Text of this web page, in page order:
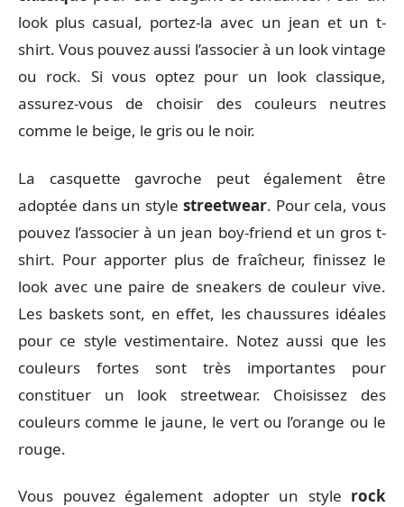
look plus casual, portez-la avec un jean et un t-
shirt. Vous pouvez aussi l’associer à un look vintage
ou rock. Si vous optez pour un look classique,
assurez-vous de choisir des couleurs neutres
comme le beige, le gris ou le noir.
La casquette gavroche peut également être
adoptée dans un style streetwear. Pour cela, vous
pouvez l’associer à un jean boy-friend et un gros t-
shirt. Pour apporter plus de fraîcheur, finissez le
look avec une paire de sneakers de couleur vive.
Les baskets sont, en effet, les chaussures idéales
pour ce style vestimentaire. Notez aussi que les
couleurs fortes sont très importantes pour
constituer un look streetwear. Choisissez des
couleurs comme le jaune, le vert ou l’orange ou le
rouge.
Vous pouvez également adopter un style rock